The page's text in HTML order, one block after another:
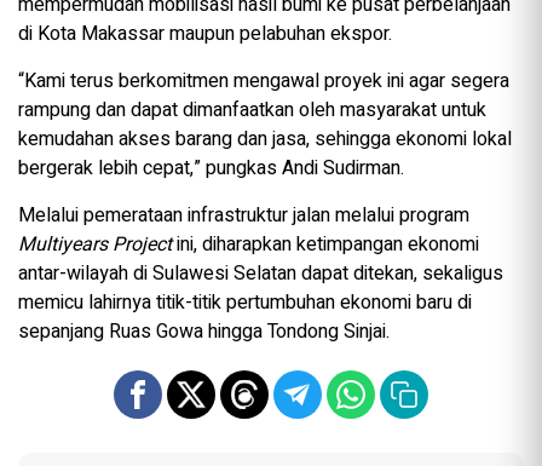
di Kota Makassar maupun pelabuhan ekspor.
“Kami terus berkomitmen mengawal proyek ini agar segera
rampung dan dapat dimanfaatkan oleh masyarakat untuk
kemudahan akses barang dan jasa, sehingga ekonomi lokal
bergerak lebih cepat,” pungkas Andi Sudirman.
Melalui pemerataan infrastruktur jalan melalui program
Multiyears Projectini, diharapkan ketimpangan ekonomi
antar-wilayah di Sulawesi Selatan dapat ditekan, sekaligus
memicu lahirnya titik-titik pertumbuhan ekonomi baru di
sepanjang Ruas Gowa hingga Tondong Sinjai.